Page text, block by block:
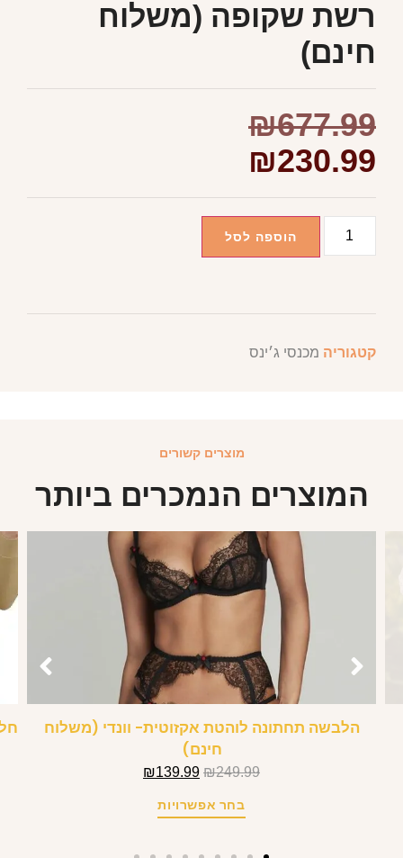
רשת שקופה (משלוח
חינם)
₪677.99
₪230.99
הוספה לסל
קטגוריה מכנסי ג׳ינס
מוצרים קשורים
המוצרים הנמכרים ביותר
הלבשה תחתונה לוהטת אקזוטית- וונדי (משלוח
חינם)
₪249.99
₪139.99
בחר אפשרויות